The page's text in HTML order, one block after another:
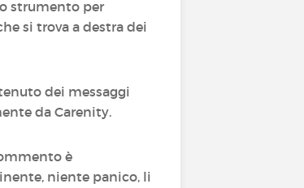
strumento per
si trova a destra dei
dei messaggi
da Carenity.
è
niente panico, li